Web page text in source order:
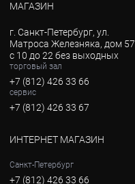
МАГАЗИН
г. Санкт-Петербург, ул.
Матроса Железняка, дом 57
с 10 до 22 без выходных
торговый зал
+7 (812) 426 33 66
сервис
+7 (812) 426 33 67
ИНТЕРНЕТ МАГАЗИН
Санкт-Петербург
+7 (812) 426 33 66